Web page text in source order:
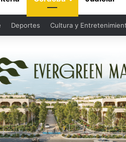
Deportes Cultura y